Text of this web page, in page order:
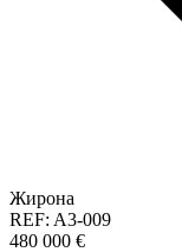
Жирона
REF: A3-009
480 000 €